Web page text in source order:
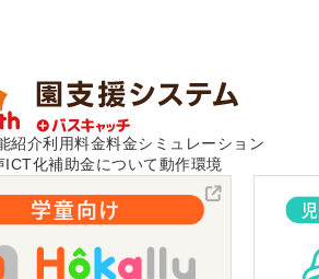
紹介利用料金料金シミュレーション
ICT化補助金について動作環境